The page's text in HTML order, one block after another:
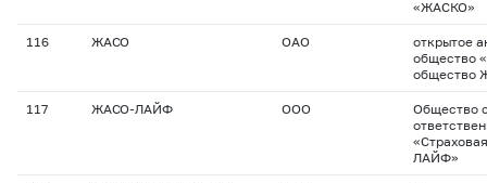
«ЖАСКО»
116 ЖАСО ОАО
открытое
общество
общество
117 ЖАСО-ЛАЙФ ООО
Общество
ЛАЙФ»